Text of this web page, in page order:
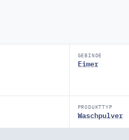
GEBINDE
Eimer
PRODUKTTYP
Waschpulver